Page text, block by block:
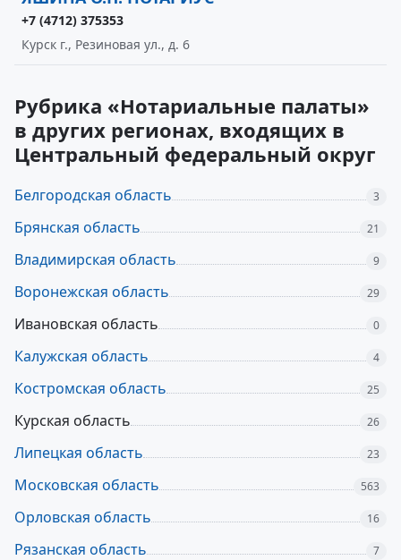
+7 (4712) 375353
Курск г., Резиновая ул., д. 6
Рубрика «Нотариальные палаты»
в других регионах, входящих в
Центральный федеральный округ
Белгородская область 3
Брянская область 21
Владимирская область 9
Воронежская область 29
Ивановская область 0
Калужская область 4
Костромская область 25
Курская область 26
Липецкая область 23
Московская область 563
Орловская область 16
Рязанская область 7